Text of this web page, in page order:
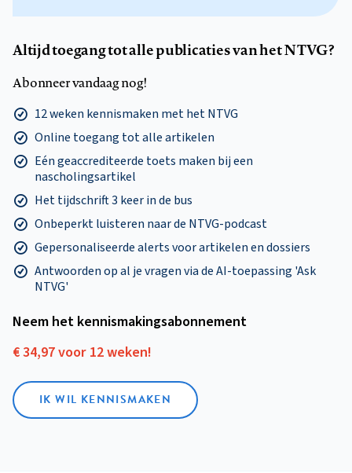
Altijd toegang tot alle publicaties van het NTVG?
Abonneer vandaag nog!
12 weken kennismaken met het NTVG
Online toegang tot alle artikelen
Eén geaccrediteerde toets maken bij een
nascholingsartikel
Het tijdschrift 3 keer in de bus
Onbeperkt luisteren naar de NTVG-podcast
Gepersonaliseerde alerts voor artikelen en dossiers
Antwoorden op al je vragen via de AI-toepassing 'Ask
NTVG'
Neem het kennismakings­abonnement
€ 34,97 voor 12 weken!
IK WIL KENNISMAKEN